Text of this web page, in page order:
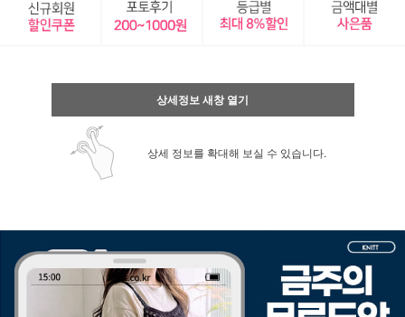
상세정보 새창 열기
상세 정보를 확대해 보실 수 있습니다.